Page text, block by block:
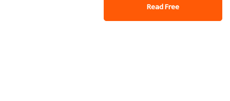
Read Free